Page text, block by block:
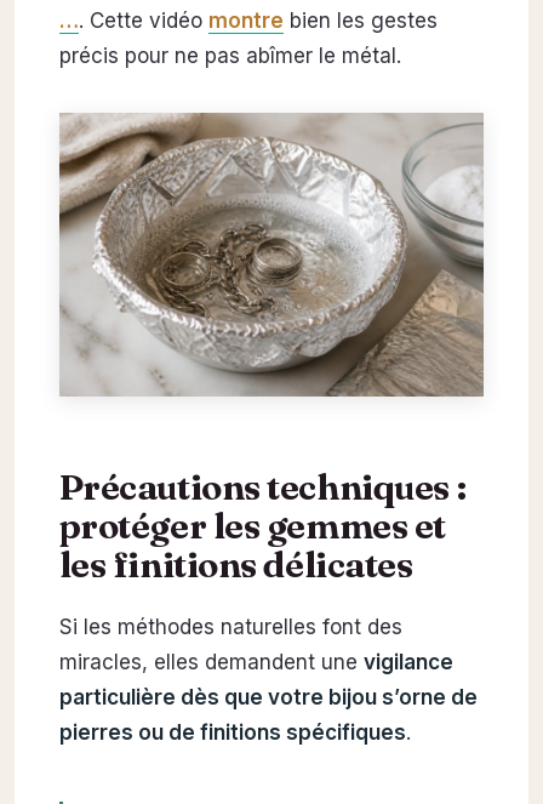
…. Cette vidéo montre bien les gestes
précis pour ne pas abîmer le métal.
Précautions techniques :
protéger les gemmes et
les finitions délicates
Si les méthodes naturelles font des
miracles, elles demandent une vigilance
particulière dès que votre bijou s’orne de
pierres ou de finitions spécifiques.